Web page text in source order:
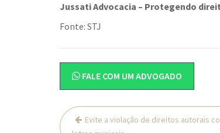
Jussati Advocacia – Protegendo
Fonte: STJ
FALE COM UM ADVOGADO
Navegação
Evite a violação de direitos autorais